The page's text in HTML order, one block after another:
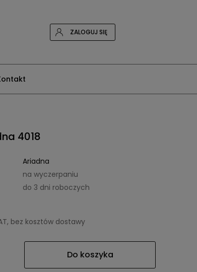
ZALOGUJ SIĘ
4018
Ariadna
na wyczerpaniu
do 3 dni roboczych
bez kosztów dostawy
Do koszyka